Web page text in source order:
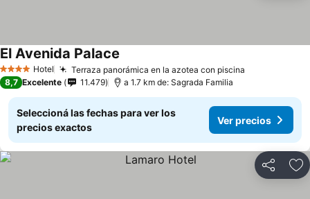
4 EstrellasHotel Terraza panorámica en la azotea con piscina
El Avenida Palace
8,7 Excelente 11.479 a 1.7 km de: Sagrada Familia
Seleccioná las fechas para ver los
precios exactos
Ver precios
Compartir